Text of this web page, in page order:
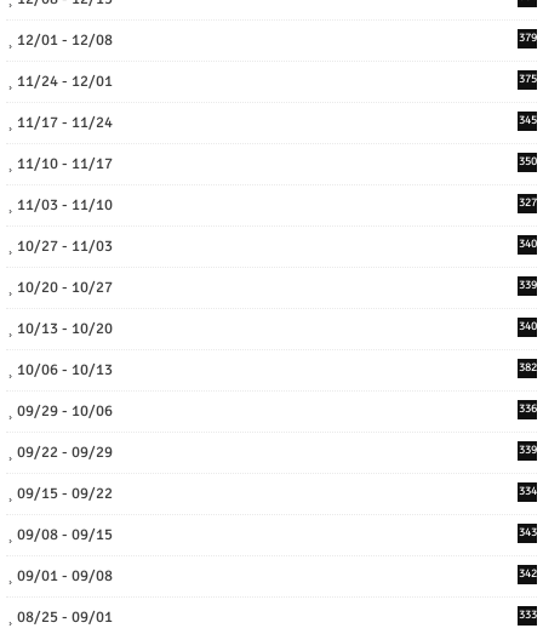
12/01 - 12/08 379
11/24 - 12/01 375
11/17 - 11/24 345
11/10 - 11/17 350
11/03 - 11/10 327
10/27 - 11/03 340
10/20 - 10/27 339
10/13 - 10/20 340
10/06 - 10/13 382
09/29 - 10/06 336
09/22 - 09/29 339
09/15 - 09/22 334
09/08 - 09/15 343
09/01 - 09/08 342
08/25 - 09/01 333